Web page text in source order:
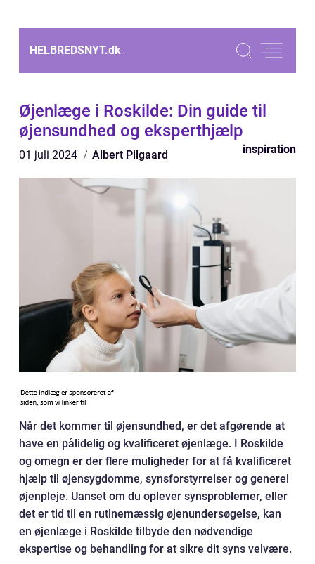
HELBREDSNYT.dk
Øjenlæge i Roskilde: Din guide til
øjensundhed og eksperthjælp
01 juli 2024 Albert Pilgaard inspiration
Når det kommer til øjensundhed, er det afgørende at
have en pålidelig og kvalificeret øjenlæge. I Roskilde
og omegn er der flere muligheder for at få kvalificeret
hjælp til øjensygdomme, synsforstyrrelser og generel
øjenpleje. Uanset om du oplever synsproblemer, eller
det er tid til en rutinemæssig øjenundersøgelse, kan
en øjenlæge i Roskilde tilbyde den nødvendige
ekspertise og behandling for at sikre dit syns velvære.